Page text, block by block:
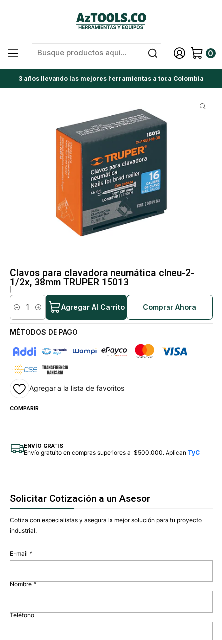
0
3 años llevando las mejores herramientas a toda Colombia
Clavos para clavadora neumática clneu-2-
1/2x, 38mm TRUPER 15013
Cantidad
Agregar Al Carrito Comprar Ahora
MÉTODOS DE PAGO
Agregar a la lista de favoritos
COMPARIR
ENVÍO GRATIS
Envío gratuito en compras superiores a $500.000. Aplican TyC
Solicitar Cotización a un Asesor
Cotiza con especialistas y asegura la mejor solución para tu proyecto
industrial.
E-mail *
Nombre*
Teléfono